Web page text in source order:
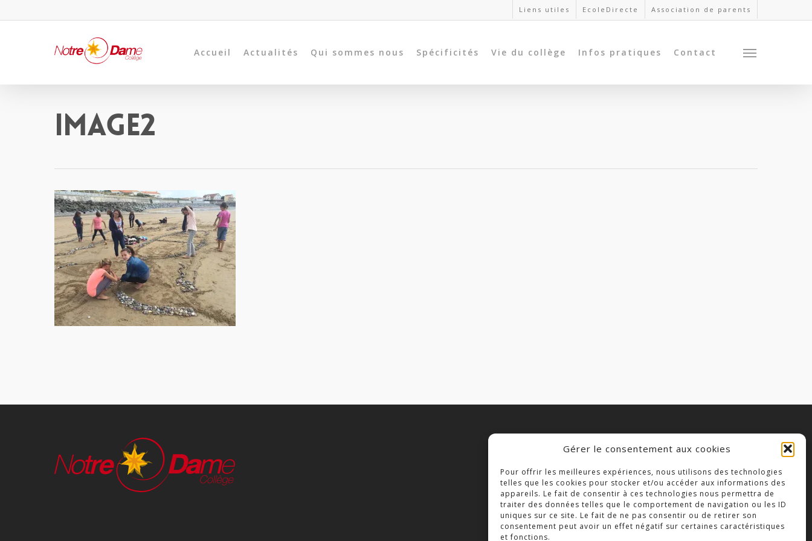
Gérer le consentement aux cookies
Pour offrir les meilleures expériences, nous utilisons des technologies
telles que les cookies pour stocker et/ou accéder aux informations des
appareils. Le fait de consentir à ces technologies nous permettra de
traiter des données telles que le comportement de navigation ou les ID
uniques sur ce site. Le fait de ne pas consentir ou de retirer son
consentement peut avoir un effet négatif sur certaines caractéristiques
et fonctions.
Liens utiles EcoleDirecte Association de parents
Accueil Actualités Qui sommes nous Spécificités Vie du collège Infos pratiques Contact
Image2
COLLÈGE NOTRE DAME
23 Place Saint-Jean,
79300 Bressuire
Téléphone : 05 49 74 46 20